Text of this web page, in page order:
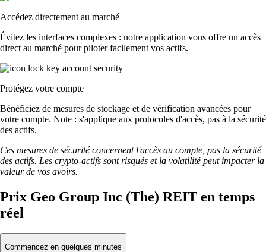
Accédez directement au marché
Évitez les interfaces complexes : notre application vous offre un accès
direct au marché pour piloter facilement vos actifs.
Protégez votre compte
Bénéficiez de mesures de stockage et de vérification avancées pour
votre compte. Note : s'applique aux protocoles d'accès, pas à la sécurité
des actifs.
Ces mesures de sécurité concernent l'accès au compte, pas la sécurité
des actifs. Les crypto-actifs sont risqués et la volatilité peut impacter la
valeur de vos avoirs.
Prix Geo Group Inc (The) REIT en temps
réel
Commencez en quelques minutes